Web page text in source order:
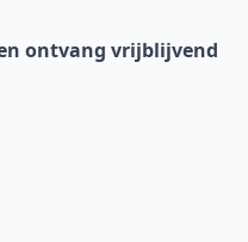
ontvang vrijblijvend